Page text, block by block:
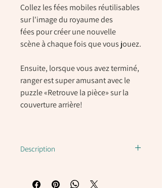
Collez les fées mobiles réutilisables
sur l'image du royaume des
fées pour créer une nouvelle
scène à chaque fois que vous jouez.
Ensuite, lorsque vous avez terminé,
ranger est super amusant avec le
puzzle «Retrouve la pièce» sur la
couverture arrière!
Description
jeter dans votre sac avant de sortir.